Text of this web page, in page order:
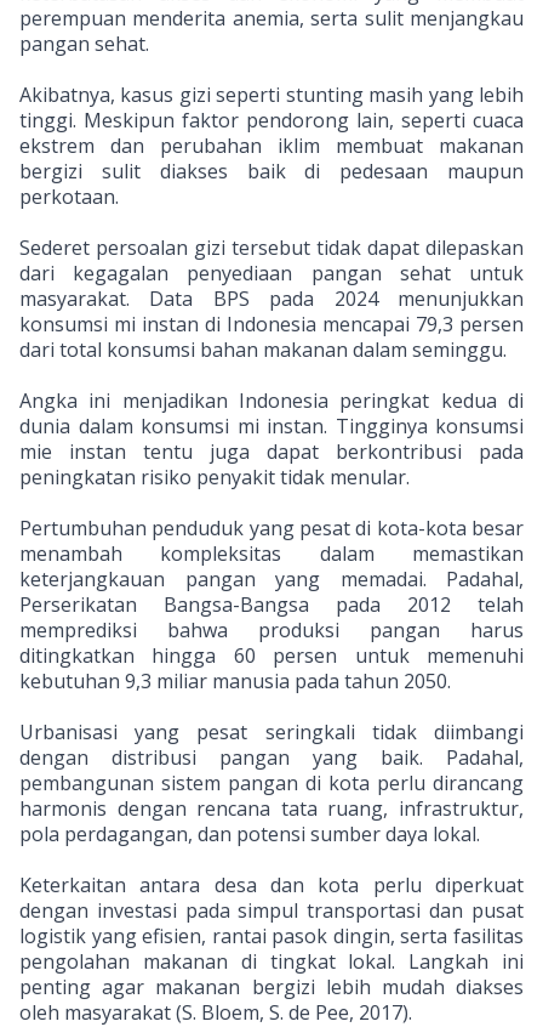
perempuan menderita anemia, serta sulit menjangkau
pangan sehat.
Akibatnya, kasus gizi seperti stunting masih yang lebih
tinggi. Meskipun faktor pendorong lain, seperti cuaca
ekstrem dan perubahan iklim membuat makanan
bergizi sulit diakses baik di pedesaan maupun
perkotaan.
Sederet persoalan gizi tersebut tidak dapat dilepaskan
dari kegagalan penyediaan pangan sehat untuk
masyarakat. Data BPS pada 2024 menunjukkan
konsumsi mi instan di Indonesia mencapai 79,3 persen
dari total konsumsi bahan makanan dalam seminggu.
Angka ini menjadikan Indonesia peringkat kedua di
dunia dalam konsumsi mi instan. Tingginya konsumsi
mie instan tentu juga dapat berkontribusi pada
peningkatan risiko penyakit tidak menular.
Pertumbuhan penduduk yang pesat di kota-kota besar
menambah kompleksitas dalam memastikan
keterjangkauan pangan yang memadai. Padahal,
Perserikatan Bangsa-Bangsa pada 2012 telah
memprediksi bahwa produksi pangan harus
ditingkatkan hingga 60 persen untuk memenuhi
kebutuhan 9,3 miliar manusia pada tahun 2050.
Urbanisasi yang pesat seringkali tidak diimbangi
dengan distribusi pangan yang baik. Padahal,
pembangunan sistem pangan di kota perlu dirancang
harmonis dengan rencana tata ruang, infrastruktur,
pola perdagangan, dan potensi sumber daya lokal.
Keterkaitan antara desa dan kota perlu diperkuat
dengan investasi pada simpul transportasi dan pusat
logistik yang efisien, rantai pasok dingin, serta fasilitas
pengolahan makanan di tingkat lokal. Langkah ini
penting agar makanan bergizi lebih mudah diakses
oleh masyarakat (S. Bloem, S. de Pee, 2017).